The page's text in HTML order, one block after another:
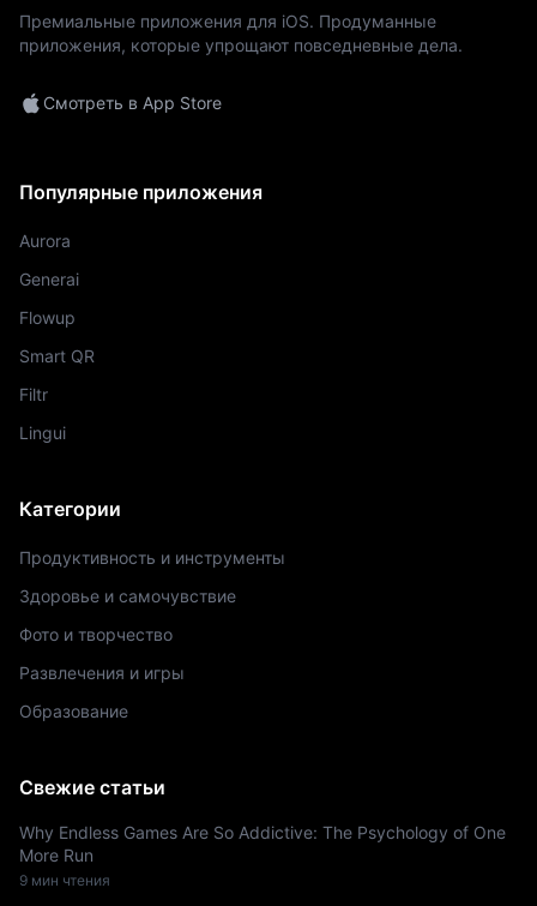
Премиальные приложения для iOS. Продуманные
приложения, которые упрощают повседневные дела.
Смотреть в App Store
Популярные приложения
Aurora
Generai
Flowup
Smart QR
Filtr
Lingui
Категории
Продуктивность и инструменты
Здоровье и самочувствие
Фото и творчество
Развлечения и игры
Образование
Свежие статьи
Why Endless Games Are So Addictive: The Psychology of One
More Run
9 мин чтения